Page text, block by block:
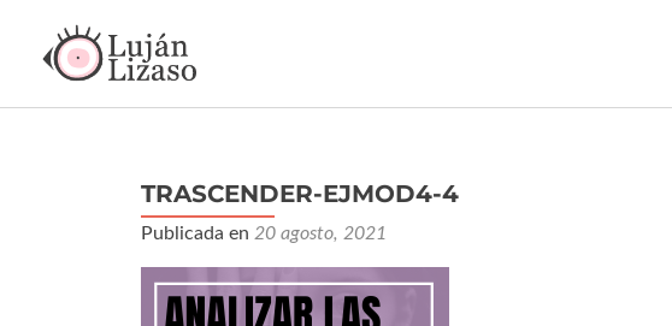
TRASCENDER-EJMOD4-4
Publicada en 20 agosto, 2021